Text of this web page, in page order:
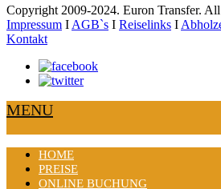
Copyright 2009-2024. Euron Transfer.
Impressum I AGB`s I Reiselinks I
Kontakt
MENU
HOME
PREISE
ONLINE BUCHUNG